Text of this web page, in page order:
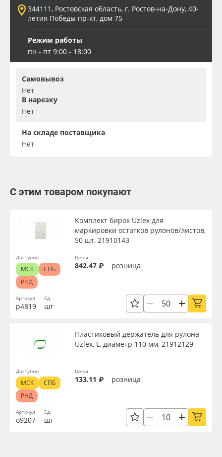
344111, Ростовская область, г. Ростов-на-Дону, 40-
летия Победы пр-кт, дом 75
Режим работы
пн - пт 9:00 - 18:00
Самовывоз
Нет
В нарезку
Нет
На складе поставщика
Нет
С этим товаром покупают
Артикул
р4819
Комплект бирок Uzlex для
маркировки остатков рулонов/листов,
50 шт, 21910143
Ед.
шт
Цены
842.47 ₽ розница
Доступно
МСК
СПБ
РНД
Артикул
о9207
Пластиковый держатель для рулона
Uzlex, L, диаметр 110 мм, 21912129
Ед.
шт
Цены
133.11 ₽ розница
Доступно
МСК
СПБ
РНД